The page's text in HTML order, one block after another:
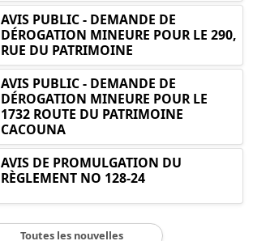
AVIS PUBLIC - DEMANDE DE
DÉROGATION MINEURE POUR LE 290,
RUE DU PATRIMOINE
AVIS PUBLIC - DEMANDE DE
DÉROGATION MINEURE POUR LE
1732 ROUTE DU PATRIMOINE
CACOUNA
AVIS DE PROMULGATION DU
RÈGLEMENT NO 128-24
Toutes les nouvelles